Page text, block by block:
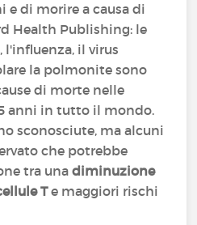
e di morire a causa di
Health Publishing: le
il virus
la polmonite sono
di morte nelle
anni in tutto il mondo.
sconosciute, ma alcuni
che potrebbe
tra unadiminuzione
Te maggiori rischi